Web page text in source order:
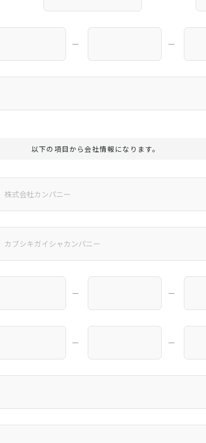
― ―
以下の項目から会社情報になります。
― ―
― ―